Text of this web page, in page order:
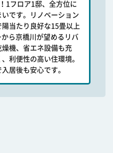
1フロア1邸、全方位に
です。リノベーション
当たり良好な15畳以上
ら京橋川が望めるリバ
機、省エネ設備も充
利便性の高い住環境。
居後も安心です。